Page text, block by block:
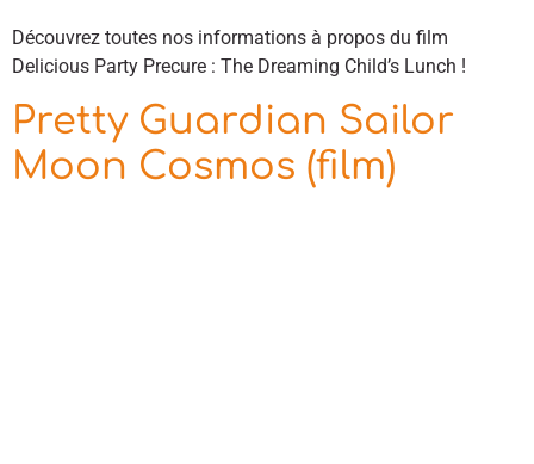
Découvrez toutes nos informations à propos du film
Delicious Party Precure : The Dreaming Child’s Lunch !
Pretty Guardian Sailor
Moon Cosmos (film)